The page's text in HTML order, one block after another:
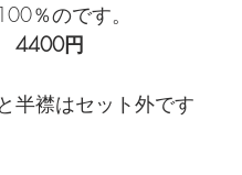
％のです。
4400円
半襟はセット外です